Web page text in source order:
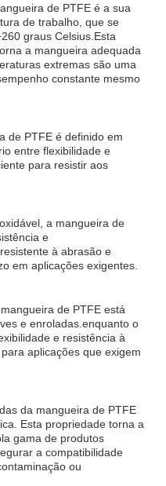
de PTFE é a sua
de trabalho, que se
graus Celsius.Esta
a mangueira adequada
extremas são uma
constante mesmo
de PTFE é definido em
entre flexibilidade e
para resistir aos
a mangueira de
e
à abrasão e
em aplicações exigentes.
de PTFE está
e enroladas.enquanto o
e resistência à
aplicações que exigem
da mangueira de PTFE
Esta propriedade torna a
gama de produtos
a compatibilidade
ou